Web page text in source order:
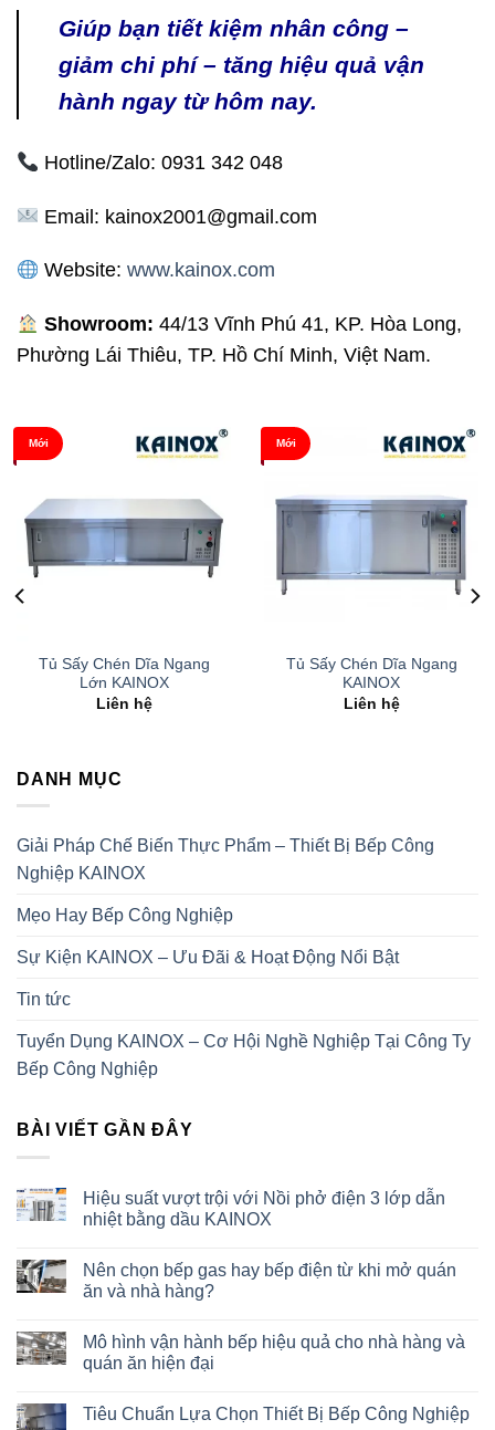
Giúp bạn tiết kiệm nhân công –
giảm chi phí – tăng hiệu quả vận
hành ngay từ hôm nay.
Hotline/Zalo: 0931 342 048
Email: kainox2001@gmail.com
Website:www.kainox.com
Showroom: 44/13 Vĩnh Phú 41, KP. Hòa Long,
Phường Lái Thiêu, TP. Hồ Chí Minh, Việt Nam.
Mới
Tủ Sấy Chén Dĩa Ngang
Lớn KAINOX
Liên hệ
Mới
Tủ Sấy Chén Dĩa Ngang
KAINOX
Liên hệ
DANH MỤC
Giải Pháp Chế Biến Thực Phẩm – Thiết Bị Bếp Công
Nghiệp KAINOX
Mẹo Hay Bếp Công Nghiệp
Sự Kiện KAINOX – Ưu Đãi & Hoạt Động Nổi Bật
Tin tức
Tuyển Dụng KAINOX – Cơ Hội Nghề Nghiệp Tại Công Ty
Bếp Công Nghiệp
BÀI VIẾT GẦN ĐÂY
Hiệu suất vượt trội với Nồi phở điện 3 lớp dẫn
nhiệt bằng dầu KAINOX
Nên chọn bếp gas hay bếp điện từ khi mở quán
ăn và nhà hàng?
Mô hình vận hành bếp hiệu quả cho nhà hàng và
quán ăn hiện đại
Tiêu Chuẩn Lựa Chọn Thiết Bị Bếp Công Nghiệp